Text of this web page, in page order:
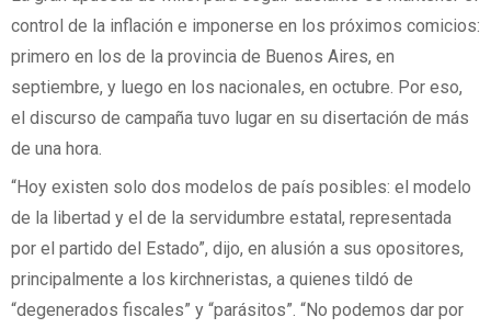
control de la inflación e imponerse en los próximos comicios:
primero en los de la provincia de Buenos Aires, en
septiembre, y luego en los nacionales, en octubre. Por eso,
el discurso de campaña tuvo lugar en su disertación de más
de una hora.
“Hoy existen solo dos modelos de país posibles: el modelo
de la libertad y el de la servidumbre estatal, representada
por el partido del Estado”, dijo, en alusión a sus opositores,
principalmente a los kirchneristas, a quienes tildó de
“degenerados fiscales” y “parásitos”. “No podemos dar por